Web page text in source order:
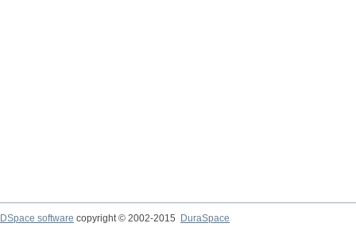
DSpace software copyright © 2002-2015
DuraSpace